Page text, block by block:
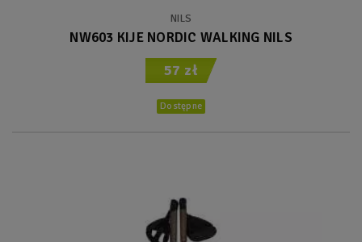
NILS
NW603 KIJE NORDIC WALKING NILS
57 zł
Dostępne